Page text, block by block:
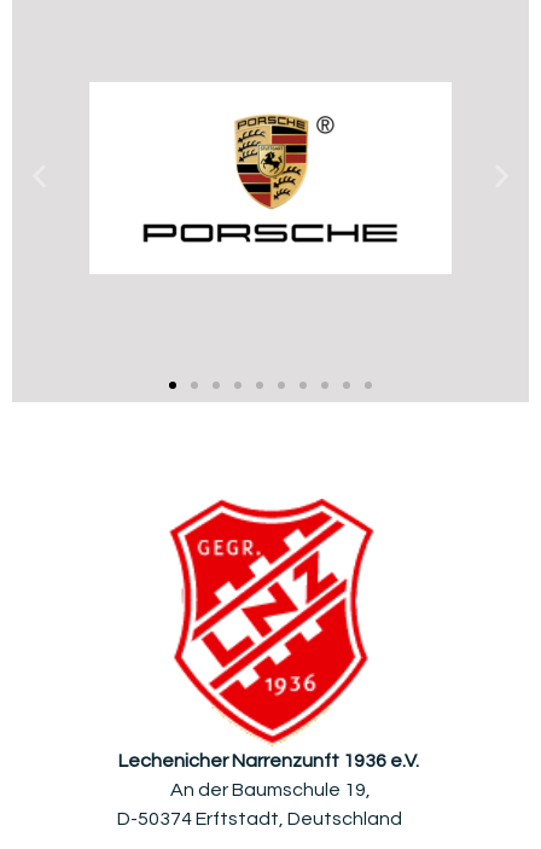
Lechenicher Narrenzunft 1936 e.V.
An der Baumschule 19,
D-50374 Erftstadt, Deutschland